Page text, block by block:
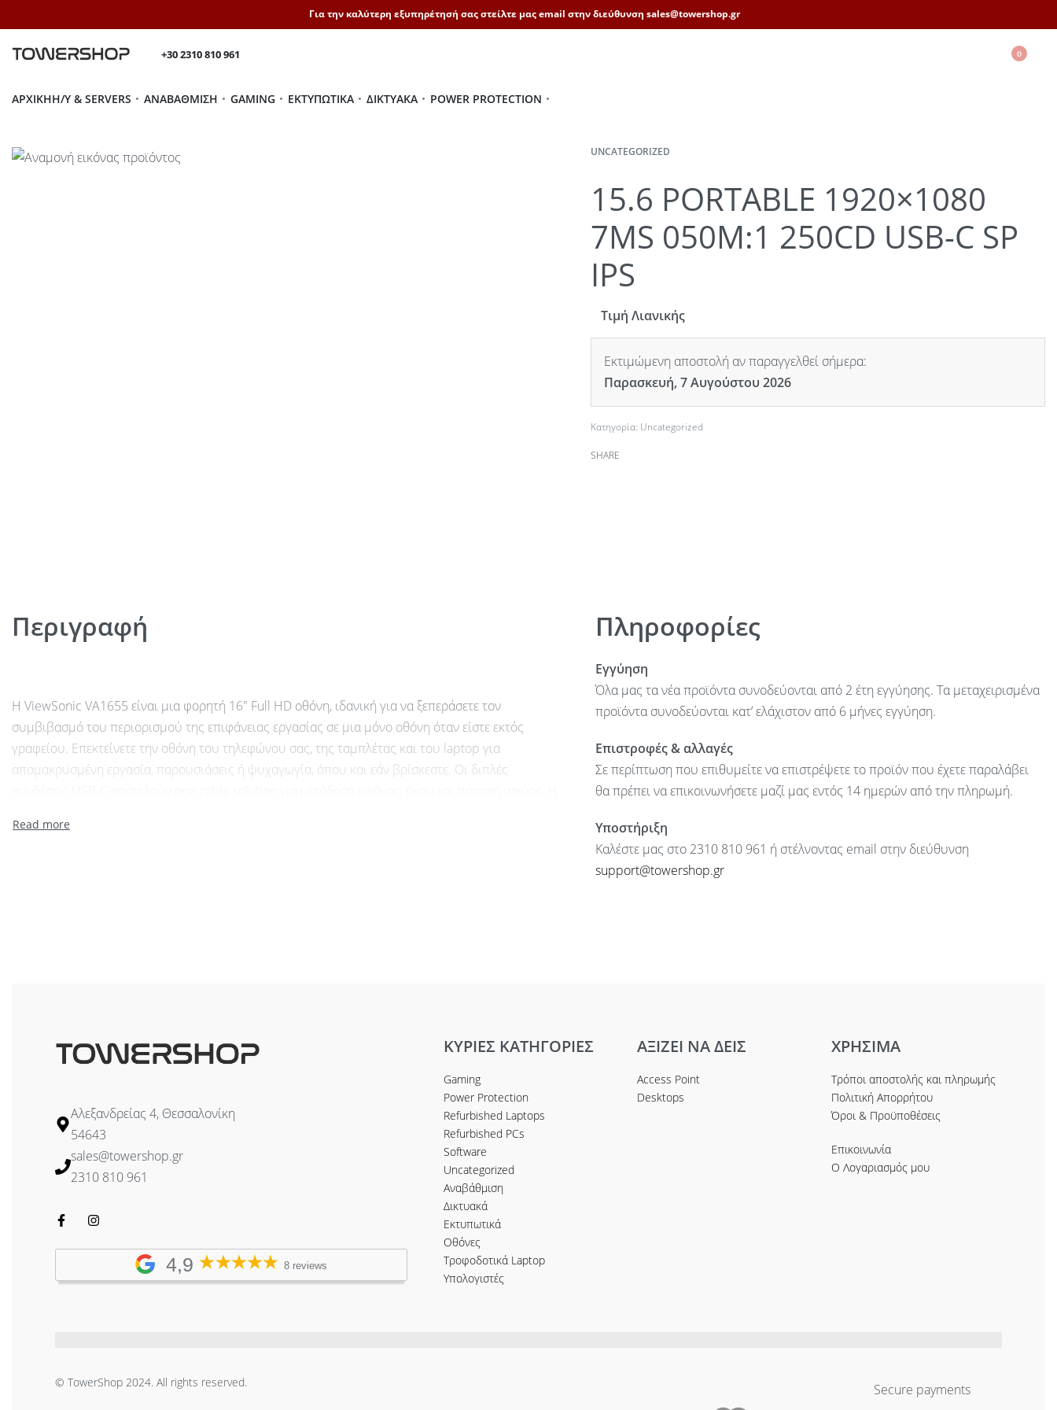
Για την καλύτερη εξυπηρέτησή σας στείλτε μας email στην διεύθυνση sales@towershop.gr
+30 2310 810 961 0
ΑΡΧΙΚΉH/Y & SERVERS ΑΝΑΒΆΘΜΙΣΗ GAMING ΕΚΤΥΠΩΤΙΚΆ ΔΙΚΤΥΑΚΆ POWER PROTECTION
UNCATEGORIZED
15.6 PORTABLE 1920×1080
7MS 050M:1 250CD USB-C SP
IPS
Τιμή Λιανικής
Εκτιμώμενη αποστολή αν παραγγελθεί σήμερα:
Παρασκευή, 7 Αυγούστου 2026
Κατηγορία: Uncategorized
SHARE
Περιγραφή
Η ViewSonic VA1655 είναι μια φορητή 16" Full HD οθόνη, ιδανική για να ξεπεράσετε τον
συμβιβασμό του περιορισμού της επιφάνειας εργασίας σε μια μόνο οθόνη όταν είστε εκτός
γραφείου. Επεκτείνετε την οθόνη του τηλεφώνου σας, της ταμπλέτας και του laptop για
απομακρυσμένη εργασία, παρουσιάσεις ή ψυχαγωγία, όπου και εάν βρίσκεστε. Οι διπλές
Πληροφορίες
Εγγύηση
Όλα μας τα νέα προϊόντα συνοδεύονται από 2 έτη εγγύησης. Τα μεταχειρισμένα
προϊόντα συνοδεύονται κατ’ ελάχιστον από 6 μήνες εγγύηση.
Επιστροφές & αλλαγές
Σε περίπτωση που επιθυμείτε να επιστρέψετε το προϊόν που έχετε παραλάβει
θα πρέπει να επικοινωνήσετε μαζί μας εντός 14 ημερών από την πληρωμή.
Υποστήριξη
Καλέστε μας στο 2310 810 961 ή στέλνοντας email στην διεύθυνση
support@towershop.gr
Αλεξανδρείας 4, Θεσσαλονίκη
54643
sales@towershop.gr
2310 810 961
4,9 8 reviews
ΚΥΡΙΕΣ ΚΑΤΗΓΟΡΙΕΣ
Gaming
Power Protection
Refurbished Laptops
Refurbished PCs
Software
Uncategorized
Αναβάθμιση
Δικτυακά
Εκτυπωτικά
Οθόνες
Τροφοδοτικά Laptop
Υπολογιστές
ΑΞΙΖΕΙ ΝΑ ΔΕΙΣ
Access Point
Desktops
ΧΡΗΣΙΜΑ
Τρόποι αποστολής και πληρωμής
Πολιτική Απορρήτου
Όροι & Προϋποθέσεις
Επικοινωνία
Ο Λογαριασμός μου
© TowerShop 2024. All rights reserved. Secure payments